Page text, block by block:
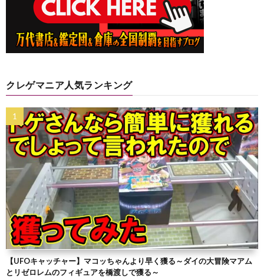
クレゲマニア人気ランキング
【UFOキャッチャー】マコッちゃんより早く獲る～ダイの大冒険マアム
とリゼロレムのフィギュアを橋渡しで獲る～